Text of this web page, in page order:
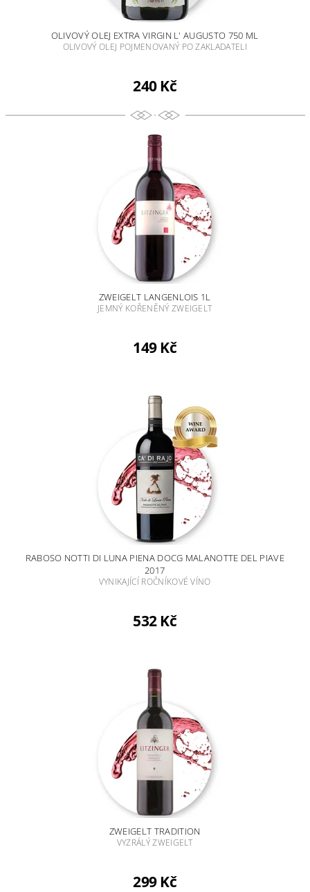
OLIVOVÝ OLEJ EXTRA VIRGIN L' AUGUSTO 750 ML
OLIVOVÝ OLEJ POJMENOVANÝ PO ZAKLADATELI
240 Kč
ZWEIGELT LANGENLOIS 1L
JEMNÝ KOŘENĚNÝ ZWEIGELT
149 Kč
RABOSO NOTTI DI LUNA PIENA DOCG MALANOTTE DEL PIAVE
2017
VYNIKAJÍCÍ ROČNÍKOVÉ VÍNO
532 Kč
ZWEIGELT TRADITION
VYZRÁLÝ ZWEIGELT
299 Kč